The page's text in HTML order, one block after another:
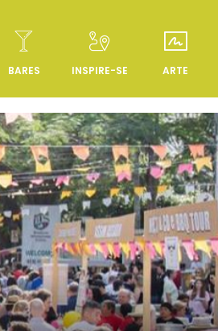
BARES INSPIRE-SE ARTE